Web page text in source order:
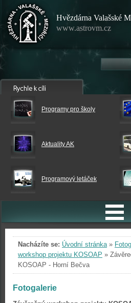
Hvězdárna Valašské
www.astrovm.cz
Programy pro školy
Aktuality AK
Programový letáček
Nacházíte se: Úvodní stránka»
workshop projektu KOSOAP »
KOSOAP - Horní Bečva
Fotogalerie